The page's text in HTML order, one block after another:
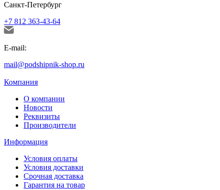
Санкт-Петербург
+7 812 363-43-64
E-mail:
mail@podshipnik-shop.ru
Компания
О компании
Новости
Реквизиты
Производители
Информация
Условия оплаты
Условия доставки
Срочная доставка
Гарантия на товар